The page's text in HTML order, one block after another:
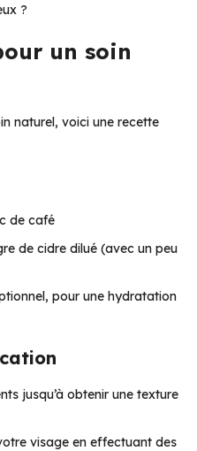
?
un soin
naturel, voici une recette
de café
de cidre dilué (avec un peu
pour une hydratation
jusqu’à obtenir une texture
visage en effectuant des